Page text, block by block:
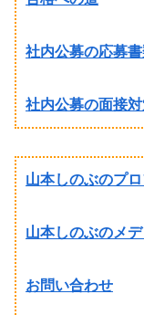
社内公募の応募
社内公募の面接
山本しのぶのプ
山本しのぶのメ
お問い合わせ